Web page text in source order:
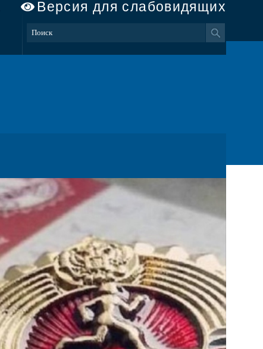
Версия для слабовидящих